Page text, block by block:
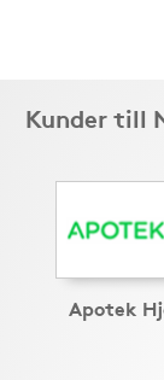
Kunder till
Apotek